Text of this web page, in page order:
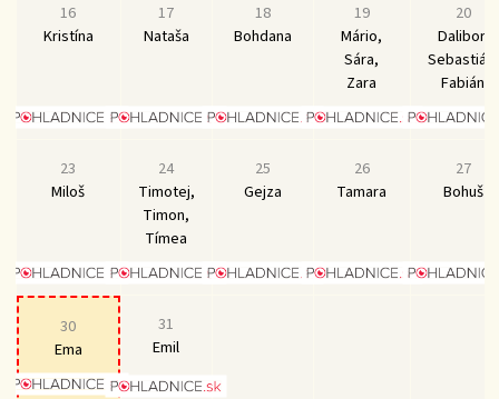
16
Kristína
17
Nataša
18
Bohdana
19
Mário,
Sára,
Zara
20
Dalibor,
Sebastián,
Fabián
23
Miloš
24
Timotej,
Timon,
Tímea
25
Gejza
26
Tamara
27
Bohuš
30
Ema
31
Emil